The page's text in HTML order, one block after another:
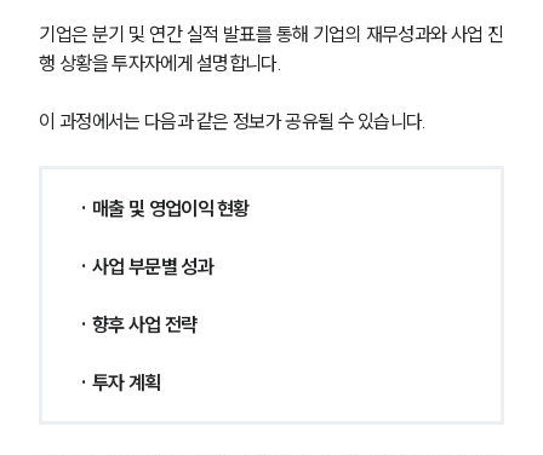
기업은 분기 및 연간 실적 발표를 통해 기업의 재무성과와 사업 진
행 상황을 투자자에게 설명합니다.
이 과정에서는 다음과 같은 정보가 공유될 수 있습니다.
· 매출 및 영업이익 현황
· 사업 부문별 성과
· 향후 사업 전략
· 투자 계획